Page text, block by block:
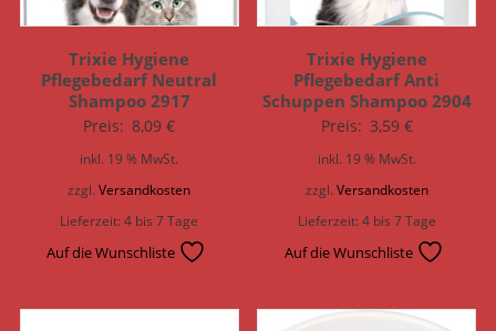
Trixie Hygiene
Pflegebedarf Neutral
Shampoo 2917
Preis: 8,09€
inkl. 19 % MwSt.
zzgl.Versandkosten
Lieferzeit:4 bis 7 Tage
Auf die Wunschliste
Trixie Hygiene
Pflegebedarf Anti
Schuppen Shampoo 2904
Preis: 3,59 €
inkl. 19 % MwSt.
zzgl. Versandkosten
Lieferzeit:4 bis 7 Tage
Auf die Wunschliste